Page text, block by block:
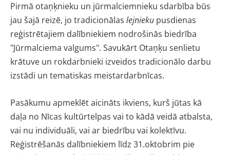
Pirmā otaņķnieku un jūrmalciemnieku sdarbība būs
jau šajā reizē, jo tradicionālas lejnieku pusdienas
reģistrētajiem dalībniekiem nodrošinās biedrība
"Jūrmalciema valgums". Savukārt Otaņķu senlietu
krātuve un rokdarbnieki izveidos tradicionālo darbu
izstādi un tematiskas meistardarbnīcas.
Pasākumu apmeklēt aicināts ikviens, kurš jūtas kā
daļa no Nīcas kultūrtelpas vai to kādā veidā atbalsta,
vai nu individuāli, vai ar biedrību vai kolektīvu.
Reģistrēšanās dalībniekiem līdz 31.oktobrim pie